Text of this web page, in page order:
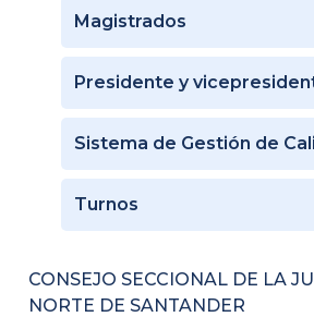
Magistrados
Presidente y
Sistema de Gestión de
Turnos
CONSEJO SECCIONAL DE LA
NORTE DE SANTANDER